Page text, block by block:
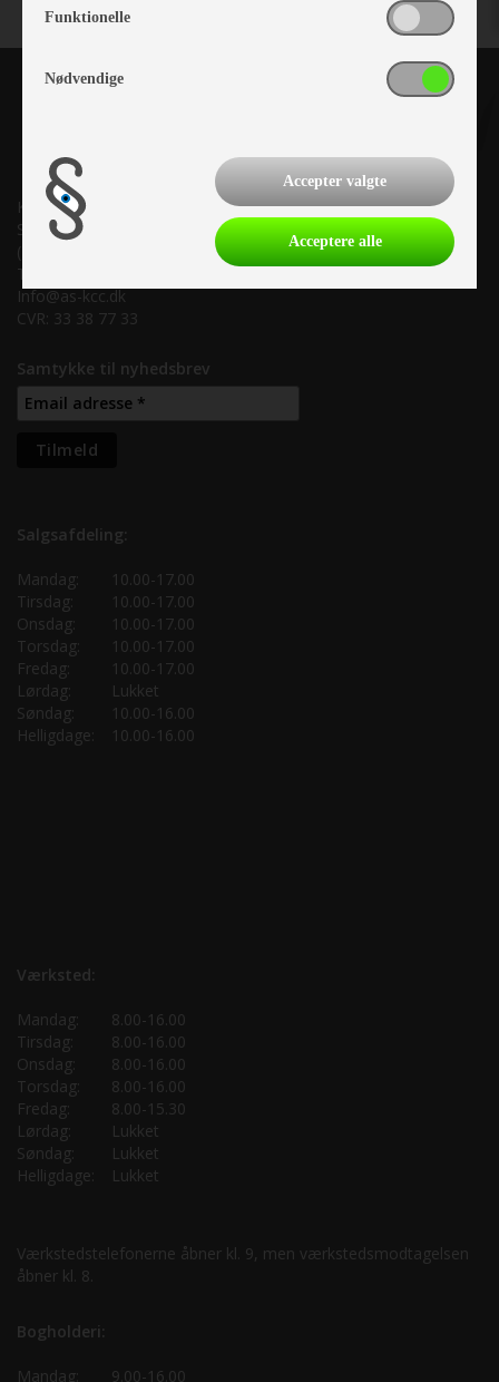
Kronjyllands Camping Center A/S
Suderholmen 10, 8960 Randers SØ
(Lige ud til Grenåvej)
Tlf. +45 87 10 98 70
Info@as-kcc.dk
CVR: 33 38 77 33
Samtykke til nyhedsbrev
Salgsafdeling:
Mandag:
10.00-17.00
Tirsdag:
10.00-17.00
Onsdag:
10.00-17.00
Torsdag:
10.00-17.00
Fredag:
10.00-17.00
Lørdag:
Lukket
Søndag:
10.00-16.00
Helligdage:
10.00-16.00
Værksted:
Mandag:
8.00-16.00
Tirsdag:
8.00-16.00
Onsdag:
8.00-16.00
Torsdag:
8.00-16.00
Fredag:
8.00-15.30
Lørdag:
Lukket
Søndag:
Lukket
Helligdage:
Lukket
Værkstedstelefonerne åbner kl. 9, men værkstedsmodtagelsen
åbner kl. 8.
Bogholderi:
Mandag: 9.00-16.00
Funktionelle
Nødvendige
Accepter valgte
Acceptere alle